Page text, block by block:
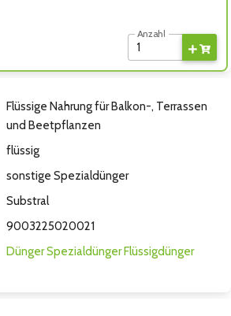
Anzahl
Flüssige Nahrung für Balkon-, Terrassen
und Beetpflanzen
flüssig
sonstige Spezialdünger
Substral
9003225020021
DüngerSpezialdüngerFlüssigdünger